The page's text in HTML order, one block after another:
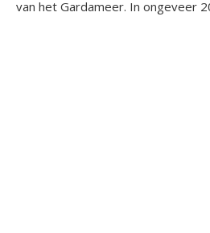
van het Gardameer. In ongeveer